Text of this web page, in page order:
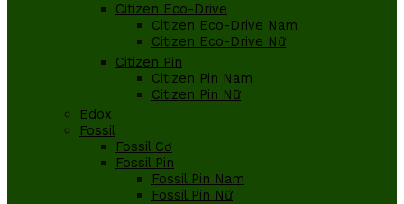
Citizen Eco-Drive
Citizen Eco-Drive Nam
Citizen Eco-Drive Nữ
Citizen Pin
Citizen Pin Nam
Citizen Pin Nữ
Edox
Fossil
Fossil Cơ
Fossil Pin
Fossil Pin Nam
Fossil Pin Nữ